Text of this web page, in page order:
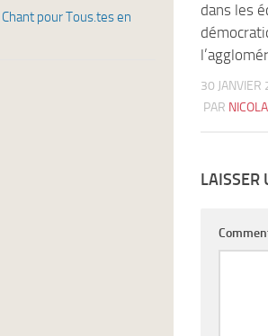
dans les
30 JANVIER
PAR
LAISSER
Chant pour Tous.tes en